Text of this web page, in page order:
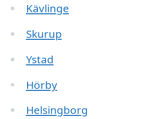
Kävlinge
Skurup
Ystad
Hörby
Helsingborg